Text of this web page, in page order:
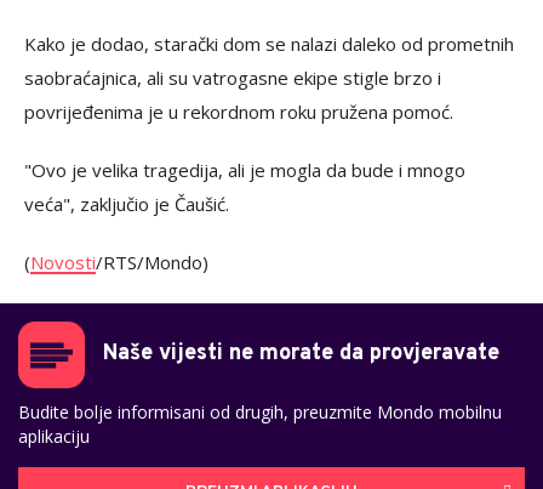
Kako je dodao, starački dom se nalazi daleko od prometnih
saobraćajnica, ali su vatrogasne ekipe stigle brzo i
povrijeđenima je u rekordnom roku pružena pomoć.
"Ovo je velika tragedija, ali je mogla da bude i mnogo
veća", zaključio je Čaušić.
(Novosti/RTS/Mondo)
Naše vijesti ne morate da provjeravate
Budite bolje informisani od drugih, preuzmite Mondo mobilnu
aplikaciju